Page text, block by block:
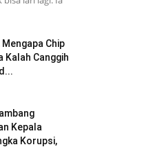
Chip
Kalah Canggih
Kepala
Korupsi,